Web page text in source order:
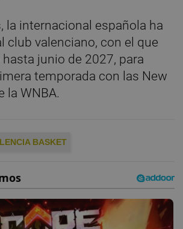
la internacional española ha
club valenciano, con el que
junio de 2027, para
temporada con las New
la WNBA.
BASKET